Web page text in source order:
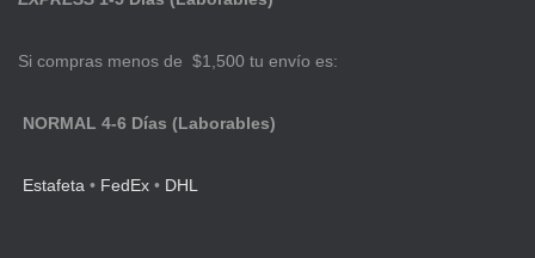
Si compras menos de $1,500 tu envío es:
NORMAL 4-6 Días (Laborables)
Estafeta • FedEx • DHL